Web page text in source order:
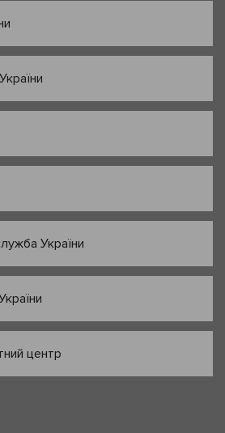
України
центр